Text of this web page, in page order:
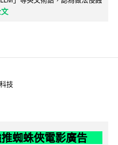
技
蜘蛛俠電影廣告